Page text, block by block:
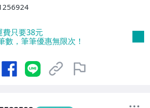
費只要38元
數，筆筆優惠無限次！